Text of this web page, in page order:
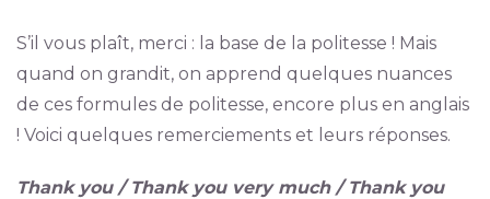
S’il vous plaît, merci : la base de la politesse ! Mais
quand on grandit, on apprend quelques nuances
de ces formules de politesse, encore plus en anglais
! Voici quelques remerciements et leurs réponses.
Thank you / Thank you very much / Thank you